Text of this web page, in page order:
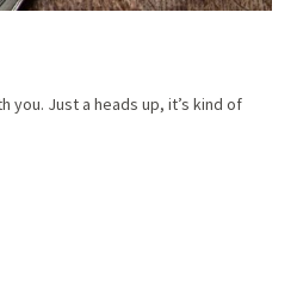
Just a heads up, it’s kind of